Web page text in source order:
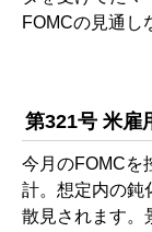
FOMCの見通し
第321号 米雇
今月のFOMCを
計。想定内の鈍
散見されます。